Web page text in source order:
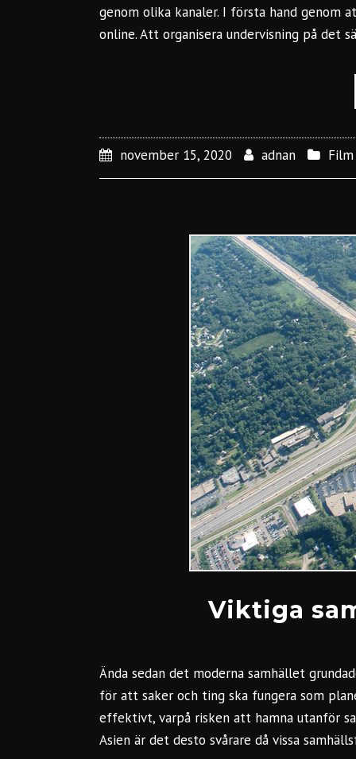
genom olika kanaler. I första hand genom
online. Att organisera undervisning på det
november 15, 2020 adnan Film
Viktiga
Ända sedan det moderna samhället
för att saker och ting ska fungera som
effektivt, varpå risken att hamna utanför
Asien är det desto svårare då vissa